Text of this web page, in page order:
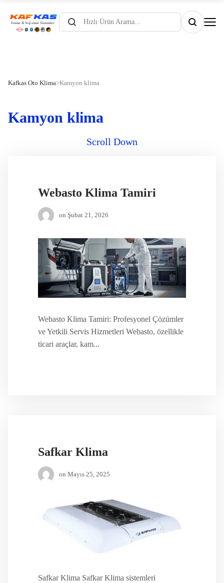
Products
search
Kafkas Oto Klima>Kamyon klima
Kamyon klima
Scroll Down
Webasto Klima Tamiri
on Şubat 21, 2026
Webasto Klima Tamiri: Profesyonel Çözümler
ve Yetkili Servis Hizmetleri Webasto, özellikle
ticari araçlar, kam...
Safkar Klima
on Mayıs 25, 2025
Safkar Klima Safkar Klima sistemleri